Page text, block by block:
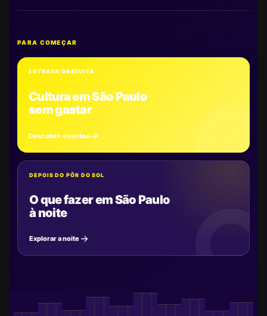
PARA COMEÇAR
ENTRADA GRATUITA
Cultura em São Paulo
sem gastar
Descobrir eventos
DEPOIS DO PÔR DO SOL
O que fazer em São Paulo
à noite
Explorar a noite